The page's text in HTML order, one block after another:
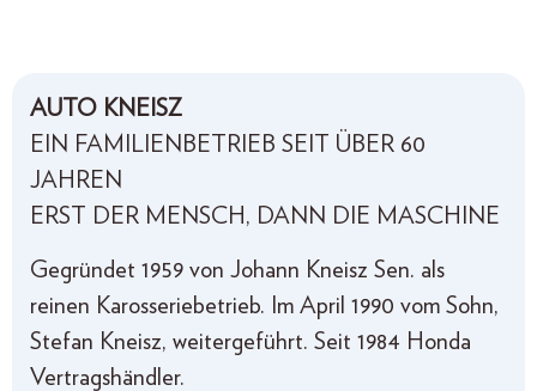
AUTO KNEISZ
EIN FAMILIENBETRIEB SEIT ÜBER 60
JAHREN
ERST DER MENSCH, DANN DIE MASCHINE
Gegründet 1959 von Johann Kneisz Sen. als
reinen Karosseriebetrieb. Im April 1990 vom Sohn,
Stefan Kneisz, weitergeführt. Seit 1984 Honda
Vertragshändler.